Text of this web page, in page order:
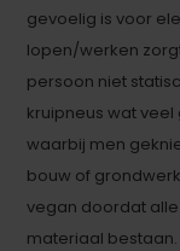
gevoelig is voor
lopen/werken
persoon niet
kruipneus wat
waarbij men
bouw of
vegan doordat
materiaal bestaan.